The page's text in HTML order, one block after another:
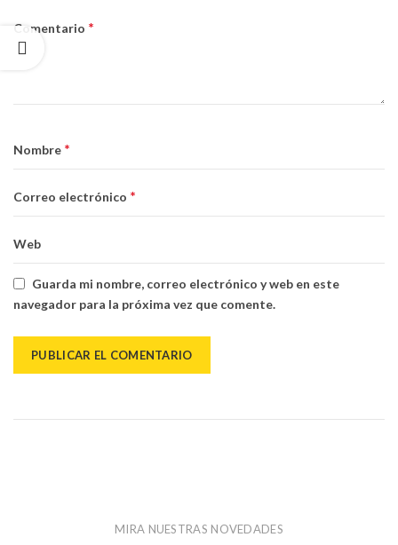
Comentario *
Nombre *
Correo electrónico *
Web
Guarda mi nombre, correo electrónico y web en este
navegador para la próxima vez que comente.
MIRA NUESTRAS NOVEDADES